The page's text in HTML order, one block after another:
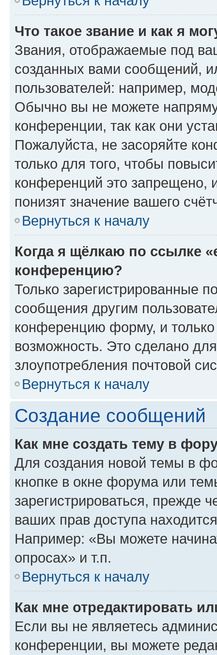
Что такое звание и как я
Звания, отображаемые под
созданных вами сообщений,
пользователей: например,
Обычно вы не можете
конференции, так как они
Пожалуйста, не засоряйте
только для того, чтобы
конференций это запрещено,
понизят значение вашего
Вернуться к началу
Когда я щёлкаю по ссылке
конференцию?
Только зарегистрированные
сообщения другим
конференцию форму, и
возможность. Это сделано
злоупотребления почтовой
Вернуться к началу
Создание сообщений
Как мне создать тему в
Для создания новой темы в
кнопке в окне форума или
зарегистрироваться, прежде
ваших прав доступа
Например: «Вы можете
опросах» и т.п.
Вернуться к началу
Как мне отредактировать
Если вы не являетесь
конференции, вы можете